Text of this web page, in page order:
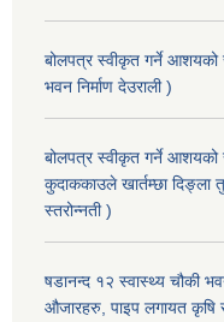
बोलपत्र स्वीकृत गर्ने आशयको
भवन निर्माण देउराली )
बोलपत्र स्वीकृत गर्ने आशयको
कुदाककाउले खार्तम्छा
स्तरोन्नती )
षडानन्द १२ स्वास्थ्य चौकी
औजारहरु, पाइप लगायत कृषि